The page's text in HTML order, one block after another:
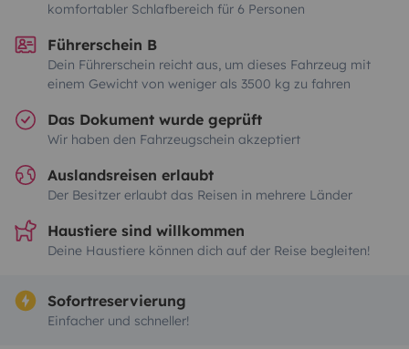
komfortabler Schlafbereich für 6 Personen
Führerschein B
Dein Führerschein reicht aus, um dieses Fahrzeug mit
einem Gewicht von weniger als 3500 kg zu fahren
Das Dokument wurde geprüft
Wir haben den Fahrzeugschein akzeptiert
Auslandsreisen erlaubt
Der Besitzer erlaubt das Reisen in mehrere Länder
Haustiere sind willkommen
Deine Haustiere können dich auf der Reise begleiten!
Sofortreservierung
Einfacher und schneller!